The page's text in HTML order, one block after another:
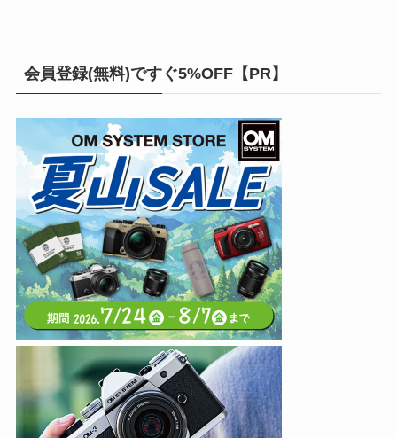
会員登録(無料)ですぐ5%OFF【PR】